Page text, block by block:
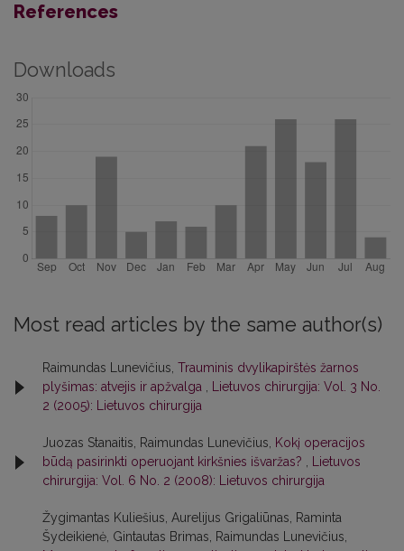
References
Downloads
Most read articles by the same author(s)
Raimundas Lunevičius, Trauminis dvylikapirštės žarnos
plyšimas: atvejis ir apžvalga
Lietuvos chirurgija: Vol. 3 No.
2 (2005): Lietuvos chirurgija
Juozas Stanaitis, Raimundas Lunevičius,
Kokį operacijos
būdą pasirinkti operuojant kirkšnies išvaržas?
Lietuvos
chirurgija: Vol. 6 No. 2 (2008): Lietuvos chirurgija
Žygimantas Kuliešius, Aurelijus Grigaliūnas, Raminta
Šydeikienė, Gintautas Brimas, Raimundas Lunevičius,